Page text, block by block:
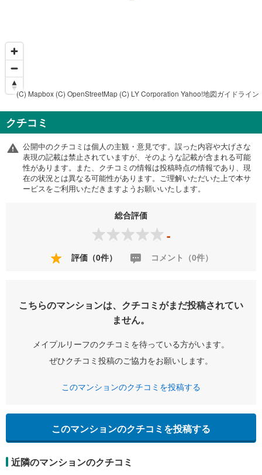
(C) Mapbox (C) OpenStreetMap (C) LY Corporation Yahoo!地図ガイドライン
クチコミ
公開中のクチコミは個人の主観・意見です。誤った内容や大げさな
表現の記載は禁止されていますが、そのような記載が含まれる可能
性があります。また、クチコミの情報は投稿時点の情報であり、現
在の状況とは異なる可能性があります。ご理解いただいた上で本サ
ービスをご利用いただきますようお願いいたします。
総合評価
-
評価（0件） コメント（0件）
こちらのマンションは、クチコミがまだ投稿されてい
ません。
メイプルリーフのクチコミを待っている方がいます。
ぜひクチコミ投稿のご協力をお願いします。
このマンションのクチコミを投稿する
このマンションのクチコミを投稿する
近隣のマンションのクチコミ